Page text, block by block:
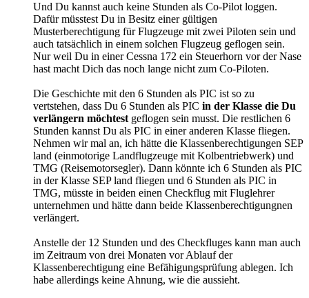
Und Du kannst auch keine Stunden als Co-Pilot loggen.
Dafür müsstest Du in Besitz einer gültigen
Musterberechtigung für Flugzeuge mit zwei Piloten sein und
auch tatsächlich in einem solchen Flugzeug geflogen sein.
Nur weil Du in einer Cessna 172 ein Steuerhorn vor der Nase
hast macht Dich das noch lange nicht zum Co-Piloten.
Die Geschichte mit den 6 Stunden als PIC ist so zu
vertstehen, dass Du 6 Stunden als PIC in der Klasse die Du
verlängern möchtest geflogen sein musst. Die restlichen 6
Stunden kannst Du als PIC in einer anderen Klasse fliegen.
Nehmen wir mal an, ich hätte die Klassenberechtigungen SEP
land (einmotorige Landflugzeuge mit Kolbentriebwerk) und
TMG (Reisemotorsegler). Dann könnte ich 6 Stunden als PIC
in der Klasse SEP land fliegen und 6 Stunden als PIC in
TMG, müsste in beiden einen Checkflug mit Fluglehrer
unternehmen und hätte dann beide Klassenberechtigungnen
verlängert.
Anstelle der 12 Stunden und des Checkfluges kann man auch
im Zeitraum von drei Monaten vor Ablauf der
Klassenberechtigung eine Befähigungsprüfung ablegen. Ich
habe allerdings keine Ahnung, wie die aussieht.